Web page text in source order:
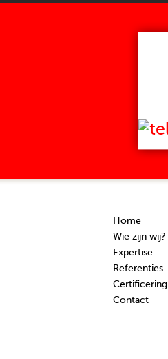
Home
Wie zijn wij?
Expertise
Referenties
Certificering
Contact